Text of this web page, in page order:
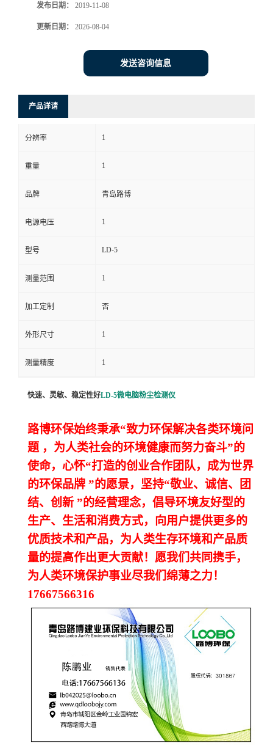
系
方
式
在
线
发布日期： 2019-11-08
更新日期： 2026-08-04
发送咨询信息
产品详请
分辨率 1
重量 1
品牌 青岛路博
电源电压 1
型号 LD-5
测量范围 1
加工定制 否
外形尺寸 1
测量精度 1
快速、灵敏、稳定性好LD-5微电脑粉尘检测仪
路博环保始终秉承“致力环保解决各类环境问
题 ，为人类社会的环境健康而努力奋斗”的
使命，心怀“打造的创业合作团队，成为世界
的环保品牌 ”的愿景，坚持“敬业、诚信、团
结、创新 ”的经营理念，倡导环境友好型的
生产、生活和消费方式，向用户提供更多的
优质技术和产品，为人类生存环境和产品质
量的提高作出更大贡献！愿我们共同携手，
为人类环境保护事业尽我们绵薄之力！
17667566316